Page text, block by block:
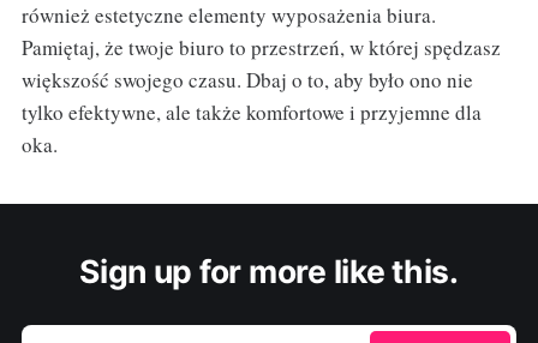
również estetyczne elementy wyposażenia biura.
Pamiętaj, że twoje biuro to przestrzeń, w której spędzasz
większość swojego czasu. Dbaj o to, aby było ono nie
tylko efektywne, ale także komfortowe i przyjemne dla
oka.
Sign up for more like this.